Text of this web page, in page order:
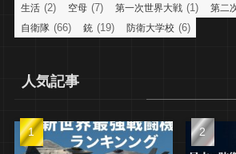
生活 (2) 空母 (7) 第一次世界大戦 (1) 第二
自衛隊 (66) 銃 (19) 防衛大学校 (6)
人気記事